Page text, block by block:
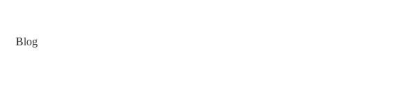
Blog